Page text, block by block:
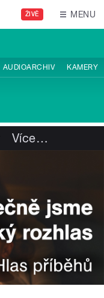
ŽIVĚ MENU
AUDIOARCHIV KAMERY
Více…